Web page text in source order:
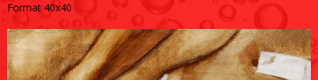
Format 40x40